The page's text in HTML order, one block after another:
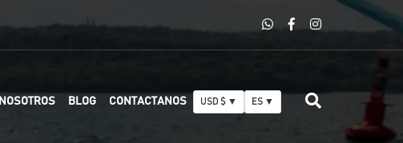
NOSOTROS BLOG CONTACTANOS USD $ ▼ ES ▼